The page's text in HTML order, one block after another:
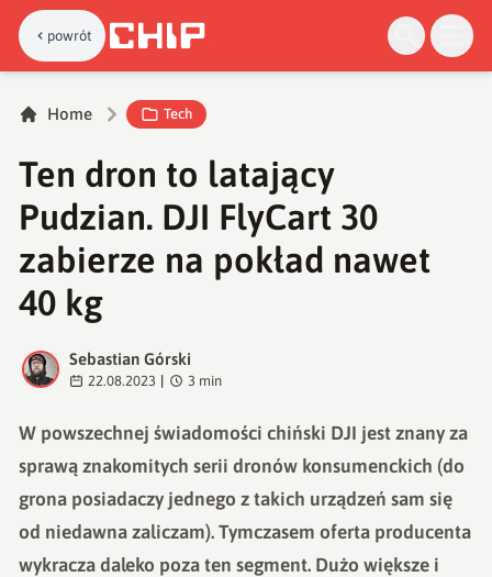
powrót
Home Tech
Ten dron to latający
Pudzian. DJI FlyCart 30
zabierze na pokład nawet
40 kg
S
Sebastian Górski
22.08.2023 3 min
W powszechnej świadomości chiński DJI jest znany za
sprawą znakomitych serii dronów konsumenckich (do
grona posiadaczy jednego z takich urządzeń sam się
od niedawna zaliczam). Tymczasem oferta producenta
wykracza daleko poza ten segment. Dużo większe i